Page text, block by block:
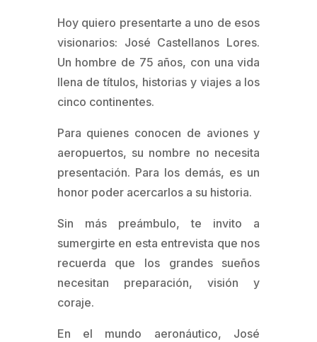
Hoy quiero presentarte a uno de esos
visionarios: José Castellanos Lores.
Un hombre de 75 años, con una vida
llena de títulos, historias y viajes a los
cinco continentes.
Para quienes conocen de aviones y
aeropuertos, su nombre no necesita
presentación. Para los demás, es un
honor poder acercarlos a su historia.
Sin más preámbulo, te invito a
sumergirte en esta entrevista que nos
recuerda que los grandes sueños
necesitan preparación, visión y
coraje.
En el mundo aeronáutico, José